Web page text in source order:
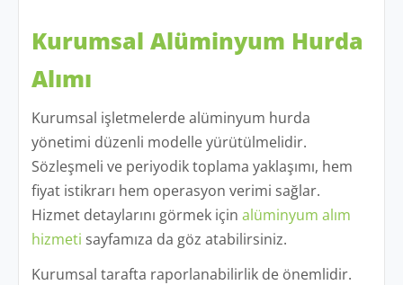
Kurumsal Alüminyum Hurda
Alımı
Kurumsal işletmelerde alüminyum hurda
yönetimi düzenli modelle yürütülmelidir.
Sözleşmeli ve periyodik toplama yaklaşımı, hem
fiyat istikrarı hem operasyon verimi sağlar.
Hizmet detaylarını görmek için alüminyum alım
hizmeti sayfamıza da göz atabilirsiniz.
Kurumsal tarafta raporlanabilirlik de önemlidir.